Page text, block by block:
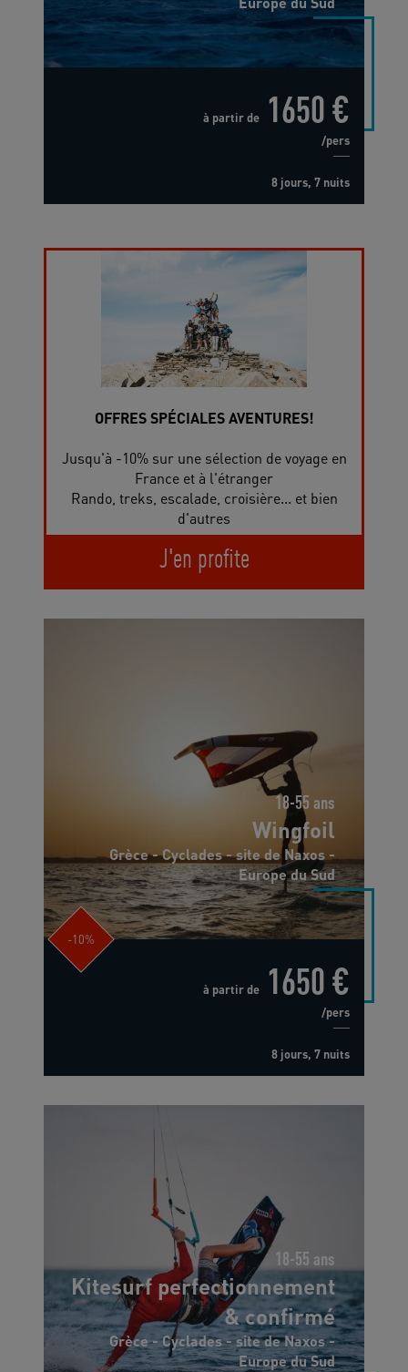
à partir de 1650 €
/pers
8 jours, 7 nuits
OFFRES SPÉCIALES AVENTURES!
Jusqu'à -10% sur une sélection de voyage en
France et à l'étranger
Rando, treks, escalade, croisière... et bien
d'autres
J'en profite
18-55 ans
Wingfoil
Grèce - Cyclades - site de Naxos -
Europe du Sud
-10%
à partir de 1650 €
/pers
8 jours, 7 nuits
18-55 ans
Kitesurf perfectionnement
& confirmé
Grèce - Cyclades - site de Naxos -
Europe du Sud